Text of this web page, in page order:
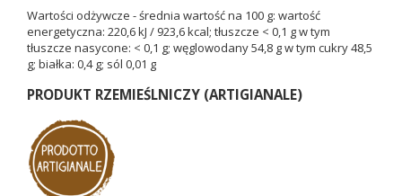
Wartości odżywcze - średnia wartość na 100 g: wartość
energetyczna: 220,6 kJ / 923,6 kcal; tłuszcze < 0,1 g w tym
tłuszcze nasycone: < 0,1 g; węglowodany 54,8 g w tym cukry 48,5
g; białka: 0,4 g; sól 0,01 g
PRODUKT RZEMIEŚLNICZY (ARTIGIANALE)